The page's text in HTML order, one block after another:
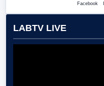
Facebook
LABTV LIVE